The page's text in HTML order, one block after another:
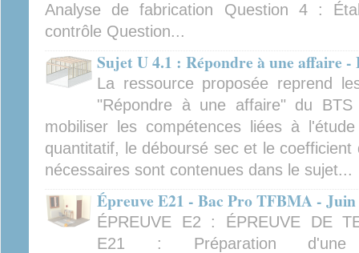
Analyse de fabrication Question 4 :
contrôle Question...
Sujet U 4.1 : Répondre à une affaire -
La ressource proposée reprend
"Répondre à une affaire" du
mobiliser les compétences liées à
quantitatif, le déboursé sec et le
nécessaires sont contenues dans le sujet...
Épreuve E21 - Bac Pro TFBMA - Juin
ÉPREUVE E2 : ÉPREUVE DE
E21 : Préparation d'une